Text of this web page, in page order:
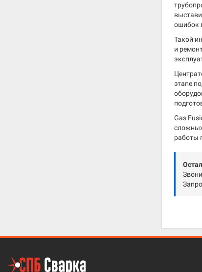
ошибок
Такой
и
этапе
Gas
работы